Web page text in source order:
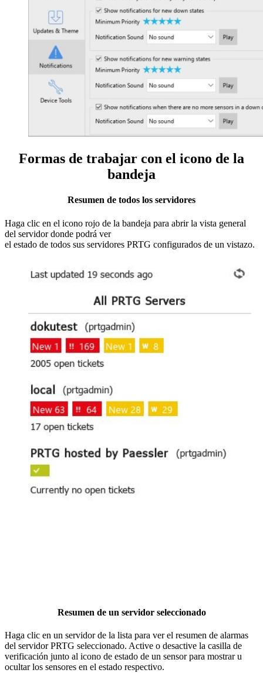
Formas de trabajar con el icono de la
bandeja
Resumen de todos los servidores
Haga clic en el icono rojo de la bandeja para abrir la vista general
del servidor donde podrá ver
el estado de todos sus servidores PRTG configurados de un vistazo.
Resumen de un servidor seleccionado
Haga clic en un servidor de la lista para ver el resumen de alarmas
del servidor PRTG seleccionado. Active o desactive la casilla de
verificación junto al icono de estado de un sensor para mostrar u
ocultar los sensores en el estado respectivo.